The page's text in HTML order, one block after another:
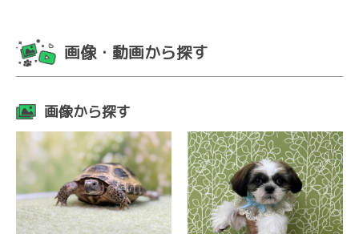
画像・動画から探す
画像から探す